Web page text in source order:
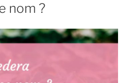
nom ?